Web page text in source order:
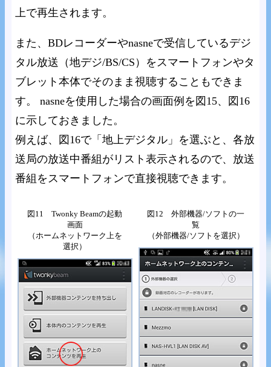
上で再生されます。
また、BDレコーダーやnasneで受信しているデジ
タル放送（地デジ/BS/CS）をスマートフォンやタ
ブレット本体でそのまま視聴することもできま
す。 nasneを使用した場合の画面例を図15、図16
に示しておきました。
例えば、図16で「地上デジタル」を選ぶと、各放
送局の放送中番組がリスト表示されるので、放送
番組をスマートフォンで直接視聴できます。
図11 Twonky Beamの起動
画面
（ホームネットワーク上を
選択）
図12 外部機器/ソフトの一
覧
（外部機器/ソフトを選択）